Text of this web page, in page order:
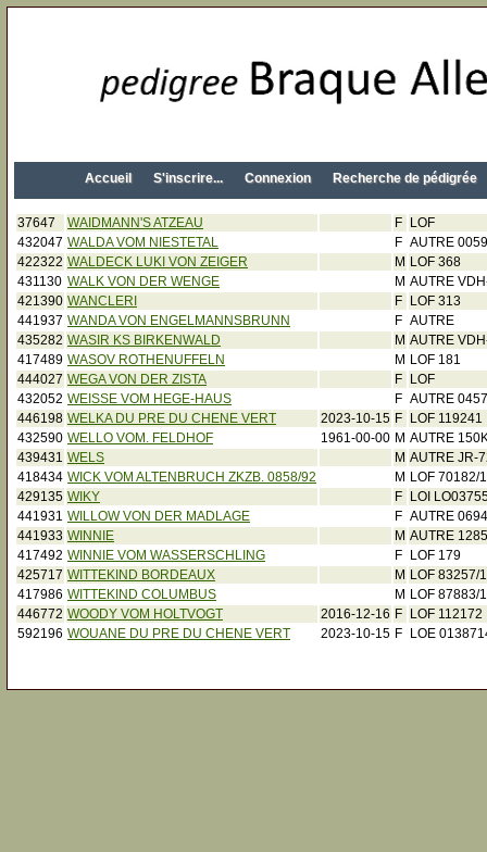
Accueil S'inscrire... Connexion Recherche de pédigrée
37647 WAIDMANN'S ATZEAU F
LOF
432047 WALDA VOM NIESTETAL F AUTRE
422322 WALDECK LUKI VON ZEIGER M LOF 368
431130 WALK VON DER WENGE M AUTRE
421390 WANCLERI F
LOF 313
441937 WANDA VON ENGELMANNSBRUNN F AUTRE
435282 WASIR KS BIRKENWALD M AUTRE
417489 WASOV ROTHENUFFELN M LOF 181
444027 WEGA VON DER ZISTA F
LOF
432052 WEISSE VOM HEGE-HAUS F AUTRE
446198 WELKA DU PRE DU CHENE VERT 2023-10-15 F
LOF 119241
432590 WELLO VOM. FELDHOF 1961-00-00 M AUTRE
439431 WELS M AUTRE JR-
418434 WICK VOM ALTENBRUCH ZKZB. 0858/92 M LOF 70182/
429135 WIKY F
LOI
441931 WILLOW VON DER MADLAGE F AUTRE
441933 WINNIE M AUTRE
417492 WINNIE VOM WASSERSCHLING F
LOF 179
425717 WITTEKIND BORDEAUX M LOF 83257/
417986 WITTEKIND COLUMBUS M LOF 87883/
446772 WOODY VOM HOLTVOGT 2016-12-16 F
LOF 112172
592196 WOUANE DU PRE DU CHENE VERT 2023-10-15 F LOE